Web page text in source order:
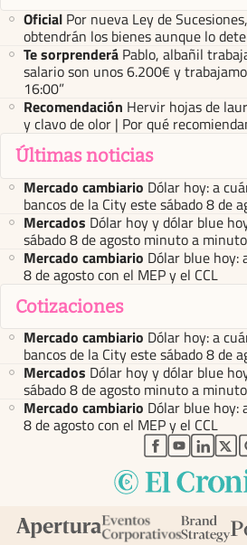
Oficial Por nueva Ley de
obtendrán los bienes aunque lo
Te sorprenderá Pablo, albañil
salario son unos 6.200€ y
16:00”
Recomendación Hervir hojas de
y clavo de olor | Por qué
Últimas noticias
Mercado cambiario Dólar hoy: a
bancos de la City este sábado 8 de
Mercados Dólar hoy y dólar blue
sábado 8 de agosto minuto a minuto
Mercado cambiario Dólar blue hoy:
8 de agosto con el MEP y el CCL
Cotizaciones
Mercado cambiario Dólar hoy: a
bancos de la City este sábado 8 de
Mercados Dólar hoy y dólar blue
sábado 8 de agosto minuto a minuto
Mercado cambiario Dólar blue hoy:
8 de agosto con el MEP y el CCL
abre enabre en
abre